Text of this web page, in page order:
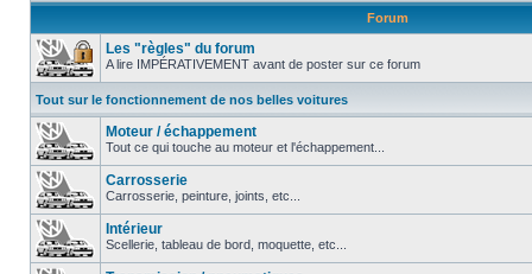
Forum
Les "règles" du forum
A lire IMPÉRATIVEMENT avant de poster sur ce forum
Tout sur le fonctionnement de nos belles voitures
Moteur / échappement
Tout ce qui touche au moteur et l'échappement...
Carrosserie
Carrosserie, peinture, joints, etc...
Intérieur
Scellerie, tableau de bord, moquette, etc...